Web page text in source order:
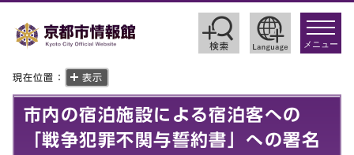
toggle
メニュー
現在位置： 表示
市内の宿泊施設による宿泊客への
「戦争犯罪不関与誓約書」への署名